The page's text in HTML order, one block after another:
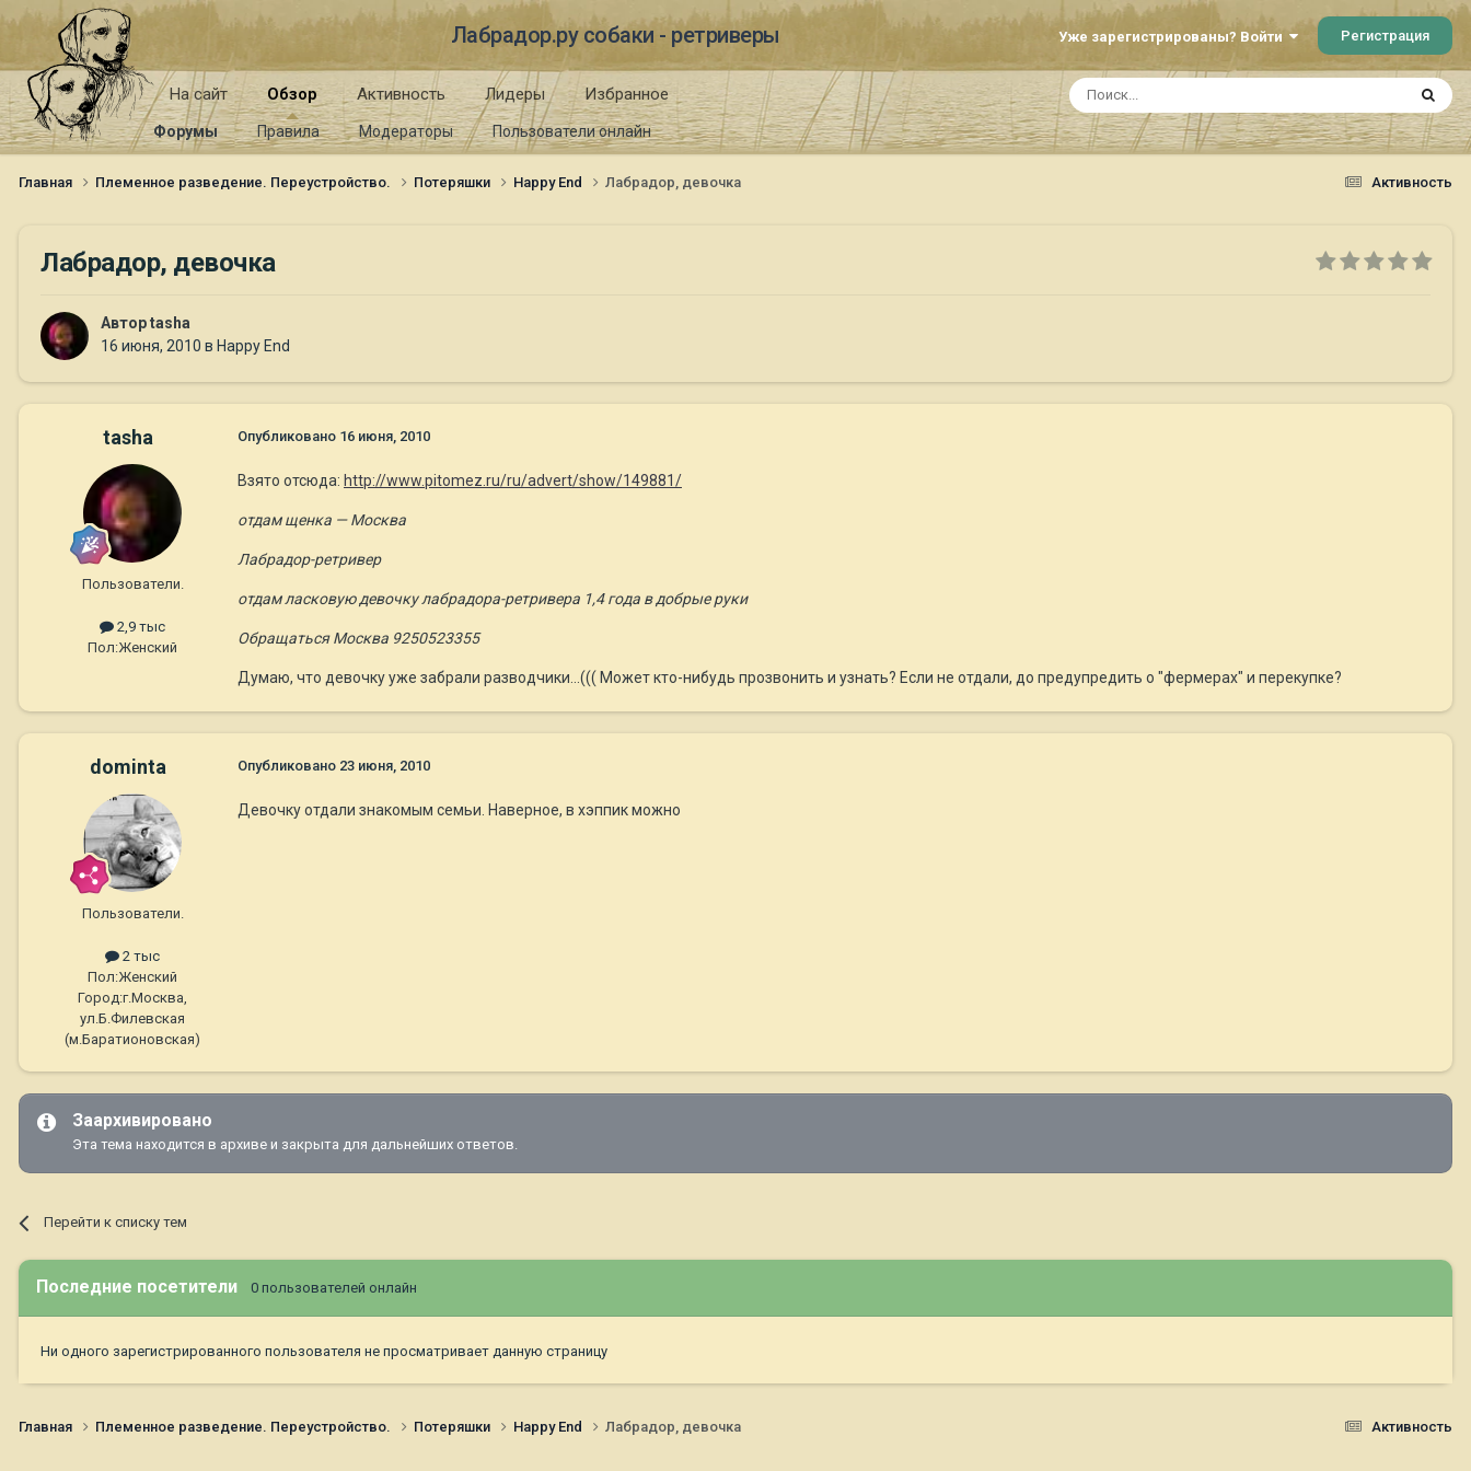
Лабрадор.ру собаки - ретриверы Уже зарегистрированы? Войти Регистрация
На сайт Обзор
Форумы Правила Модераторы Пользователи онлайн
Активность Лидеры Избранное
Активность
Главная Племенное разведение. Переустройство. Потеряшки Happy End Лабрадор, девочка
Лабрадор, девочка
Авторtasha
16 июня, 2010 в Happy End
tasha
Пользователи.
2,9 тыс
Пол:Женский
Опубликовано 16 июня, 2010
Взято отсюда: http://www.pitomez.ru/ru/advert/show/149881/
отдам щенка — Москва
Лабрадор-ретривер
отдам ласковую девочку лабрадора-ретривера 1,4 года в добрые руки
Обращаться Москва 9250523355
Думаю, что девочку уже забрали разводчики...((( Может кто-нибудь прозвонить и узнать? Если не отдали, до предупредить о "фермерах" и перекупке?
dominta
Пользователи.
2 тыс
Пол:Женский
Город:г.Москва,
ул.Б.Филевская
(м.Баратионовская)
Опубликовано 23 июня, 2010
Девочку отдали знакомым семьи. Наверное, в хэппик можно
Заархивировано
Эта тема находится в архиве и закрыта для дальнейших ответов.
Перейти к списку тем
Последние посетители 0 пользователей онлайн
Ни одного зарегистрированного пользователя не просматривает данную страницу
Активность
Главная Племенное разведение. Переустройство. Потеряшки Happy End Лабрадор, девочка